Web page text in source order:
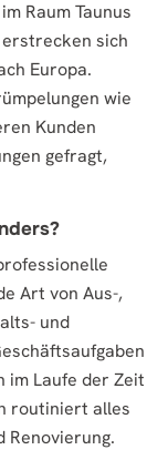
Raum Taunus
sich
Europa.
wie
Kunden
gefragt,
Art von Aus-,
und
im Laufe der Zeit
routiniert alles
Renovierung.